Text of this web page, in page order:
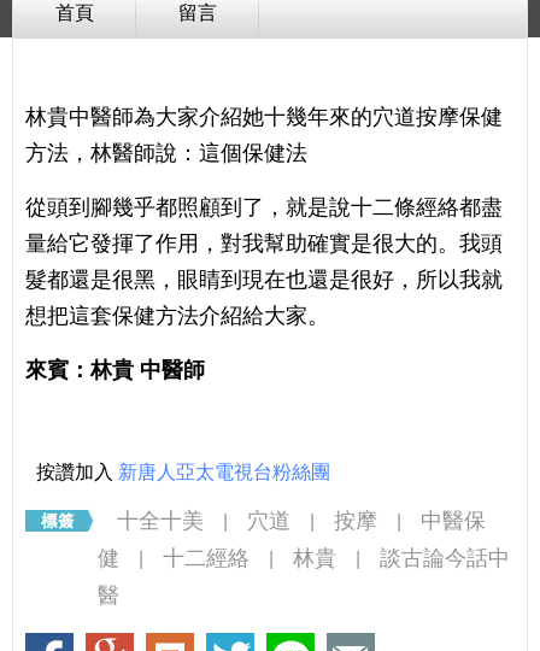
首頁 留言
林貴中醫師為大家介紹她十幾年來的穴道按摩保健
方法，林醫師說：這個保健法
從頭到腳幾乎都照顧到了，就是說十二條經絡都盡
量給它發揮了作用，對我幫助確實是很大的。我頭
髮都還是很黑，眼睛到現在也還是很好，所以我就
想把這套保健方法介紹給大家。
來賓：林貴 中醫師
按讚加入 新唐人亞太電視台粉絲團
十全十美 穴道 按摩
中醫保
健
十二經絡 林貴
談古論今話中
醫